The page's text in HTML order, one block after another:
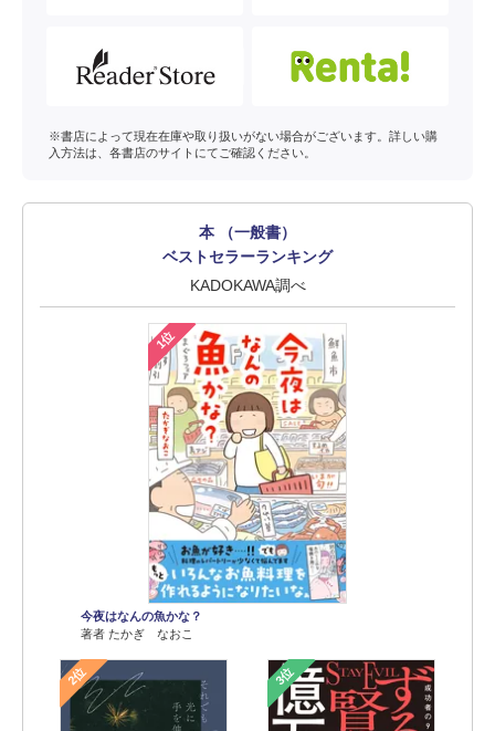
※書店によって現在在庫や取り扱いがない場合がございます。詳しい購
入方法は、各書店のサイトにてご確認ください。
本 （一般書）
ベストセラーランキング
KADOKAWA調べ
1位
今夜はなんの魚かな？
著者 たかぎ なおこ
2位 3位